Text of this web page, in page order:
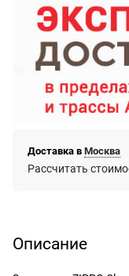
Доставка в Москва
Рассчитать
Описание